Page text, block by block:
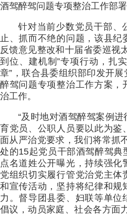
酒驾醉驾问题专项整治工作部
针对当前少数党员干部、
止、抓而不绝的问题，该县纪
反馈意见整改和十届省委巡视
到位、建机制”专项行动，扎
章”，联合县委组织部印发开
醉驾问题专项整治工作方案，
治工作。
“及时地对酒驾醉驾案例
育党员、公职人员要以此为鉴
面从严治党要求，我们将常抓
处的15起党员干部酒驾醉驾典
点名道姓公开曝光，持续强化
党组织切实履行管党治党主体
和宣传活动，坚持将纪律和规
力。督导团县委、妇联等单位
倡议，动员家庭、社会各方面